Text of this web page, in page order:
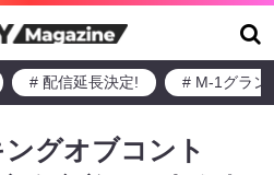
# 配信延長決定! # M-1グラン
ングオブコント